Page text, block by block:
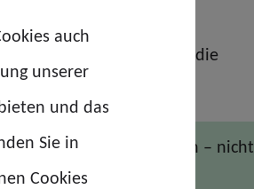
Der Senat muss die
ihren Auftrag zu erfüllen – nicht
auch
unserer
und das
Sie in
Cookies